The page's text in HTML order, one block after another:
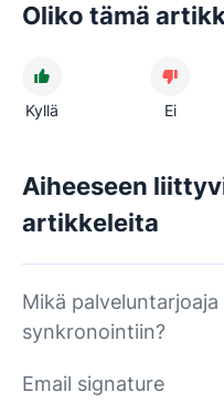
Oliko tämä
Kyllä Ei
Aiheeseen
artikkeleita
Mikä
synkronointiin?
Email signature